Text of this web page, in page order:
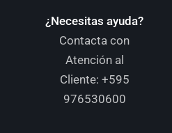
¿Necesitas ayuda?
Contacta con
Atención al
Cliente: +595
976530600